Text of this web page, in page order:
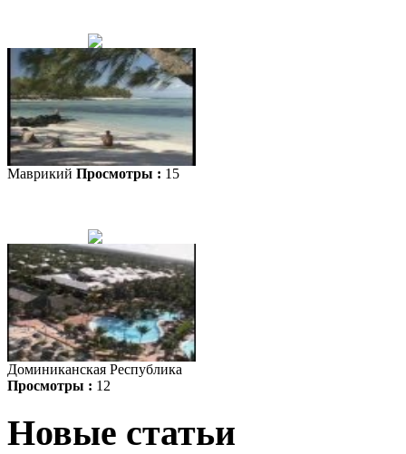
Маврикий Просмотры : 15
Доминиканская Республика
Просмотры : 12
Новые статьи